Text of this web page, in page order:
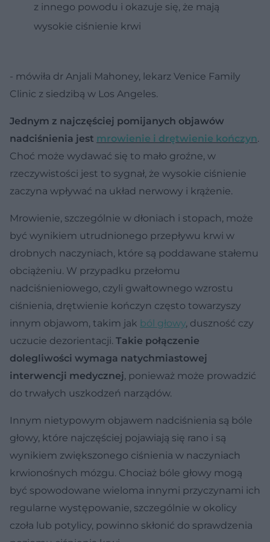
z innego powodu i okazuje się, że mają
wysokie ciśnienie krwi
- mówiła dr Anjali Mahoney, lekarz Venice Family
Clinic z siedzibą w Los Angeles.
Jednym z najczęściej pomijanych objawów
nadciśnienia jest mrowienie i drętwienie kończyn.
Choć może wydawać się to mało groźne, w
rzeczywistości jest to sygnał, że wysokie ciśnienie
zaczyna wpływać na układ nerwowy i krążenie.
Mrowienie, szczególnie w dłoniach i stopach, może
być wynikiem utrudnionego przepływu krwi w
drobnych naczyniach, które są poddawane stałemu
obciążeniu. W przypadku przełomu
nadciśnieniowego, czyli gwałtownego wzrostu
ciśnienia, drętwienie kończyn często towarzyszy
innym objawom, takim jak ból głowy, duszność czy
uczucie dezorientacji. Takie połączenie
dolegliwości wymaga natychmiastowej
interwencji medycznej, ponieważ może prowadzić
do trwałych uszkodzeń narządów.
Innym nietypowym objawem nadciśnienia są bóle
głowy, które najczęściej pojawiają się rano i są
wynikiem zwiększonego ciśnienia w naczyniach
krwionośnych mózgu. Chociaż bóle głowy mogą
być spowodowane wieloma innymi przyczynami ich
regularne występowanie, szczególnie w okolicy
czoła lub potylicy, powinno skłonić do sprawdzenia